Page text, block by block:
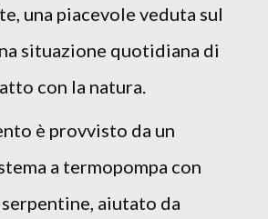
una piacevole veduta sul
situazione quotidiana di
con la natura.
è provvisto da un
a termopompa con
aiutato da